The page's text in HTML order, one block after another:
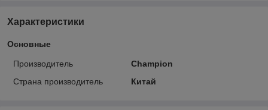
Характеристики
Основные
Производитель
Champion
Страна производитель
Китай